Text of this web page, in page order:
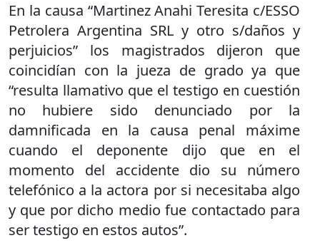
En la causa “Martinez Anahi Teresita c/ESSO
Petrolera Argentina SRL y otro s/daños y
perjuicios” los magistrados dijeron que
coincidían con la jueza de grado ya que
“resulta llamativo que el testigo en cuestión
no hubiere sido denunciado por la
damnificada en la causa penal máxime
cuando el deponente dijo que en el
momento del accidente dio su número
telefónico a la actora por si necesitaba algo
y que por dicho medio fue contactado para
ser testigo en estos autos”.